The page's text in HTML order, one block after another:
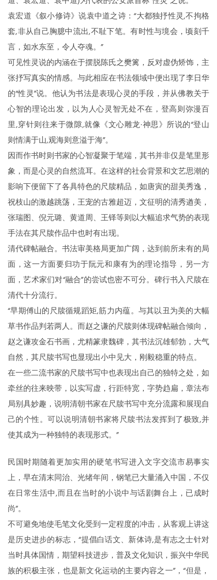
袁宏道《叙小修诗》说袁中道之诗：“大都独抒性灵,不拘格
套,非从自己胸臆中流出,不耻下笔。有时性与境会，顷刻千
言，如水东至，令人夺魂。”
可见性灵说的内涵在于摆脱陈氏之樊篱，反对虚伪矫饰，主
张抒写真实的情感。与此相应在书法领域中便出现了李日华
的“性灵”说。他认为书法是表现心灵的手段，并从佛教关于
心智的理论出发，以为人心灵智无处不在，登高则弥漫百
里,穿针则往来于微隙,就像《文心雕龙·神思》所说的“登山
则情满于山,观海则意溢于海”。
因而作书时则书家的心智凝聚于笔端，其书并非仅是笔里形
象，而是心灵的自然流耳。在这样的社会背景和文艺思潮的
影响下便留下了各具特色的尺牍精品，如唐寅的甜美秀逸，
祝枝山的激越跳荡，王宠的古雅超迈，文征明的清秀遒美，
张瑞图、倪元璐、黄道周、王铎等则以大幅追求气势的表现
手法在其尺牍作品中也时有出现。
清代碑帖融合。书法审美格局更加广阔，达到前所未有的局
面，这一方面要归功于阮元和康有为的理论指导，另一方
面，艺术家们对“融合”的尝试也密不可分。碑行书入尺牍在
清代十分流行。
“早期傅山的尺牍循规蹈矩,筋力内蕴。与其以丑为美的大幅
草书作品判若两人。而赵之谦的尺牍则体现碑帖融合倾向，
赵之谦攻金石书画，尤精篆隶魏碑，其书法沉雄郁勃，大气
自然，其尺牍书写也显现出小中见大，刚毅稳重的特点。
在一些二流书家的尺牍书写中也表现出自己的独特之处，如
牵丝的往来映带，以实写虚，行距特宽，字势趋扁，章法布
局别具妙趣，说明清朝书家在尺牍书写中充分流露和展现自
己的个性。可以说明清朝书家将尺牍书法发挥到了极致,并
使其成为一种独特的表现形式。”
民国时期随着更加实用的硬笔书写进入文字交流市易事实
上，早在清末同治、光绪年间，钢笔已大量涌入中国，不仅
在日常生活中,而且在当时的小说中与话剧舞台上，已成时
尚”。
不可避免地使毛笔文化受到一定程度的冲击，从客观上讲这
是历史进步的标志，“提倡白话文、新体诗,是有志之士针对
当时具体国情，期望科技进步，普及文化知识，振兴中华民
族的积极主张，也是新文化运动的主要内容之一”，“但是，